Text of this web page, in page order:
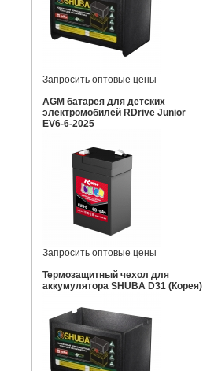
Запросить оптовые цены
AGM батарея для детских
электромобилей RDrive Junior
EV6-6-2025
Запросить оптовые цены
Термозащитный чехол для
аккумулятора SHUBA D31 (Корея)